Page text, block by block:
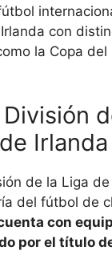
con
la Copa del
de Irlanda
de la Liga
del fútbol de
con
por el título